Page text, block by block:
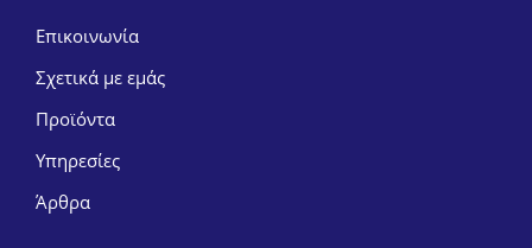
Επικοινωνία
Σχετικά με εμάς
Προϊόντα
Υπηρεσίες
Άρθρα